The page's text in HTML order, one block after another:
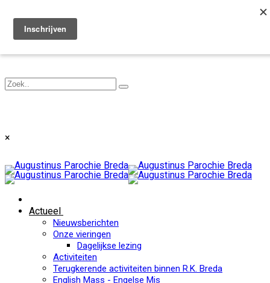
Toggle navigation
×
Actueel
Nieuwsberichten
Onze vieringen
Dagelijkse lezing
Activiteiten
Terugkerende activiteiten binnen R.K. Breda
English Mass - Engelse Mis